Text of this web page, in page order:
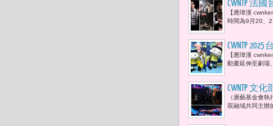
CWNTP 法
【應瑋漢
時間為9月20、
CWNTP
引爆跨界
【應瑋漢
動畫延伸至劇場
CWNTP 文
用AI與靈
（廣藝基金會
双融域共同主辦